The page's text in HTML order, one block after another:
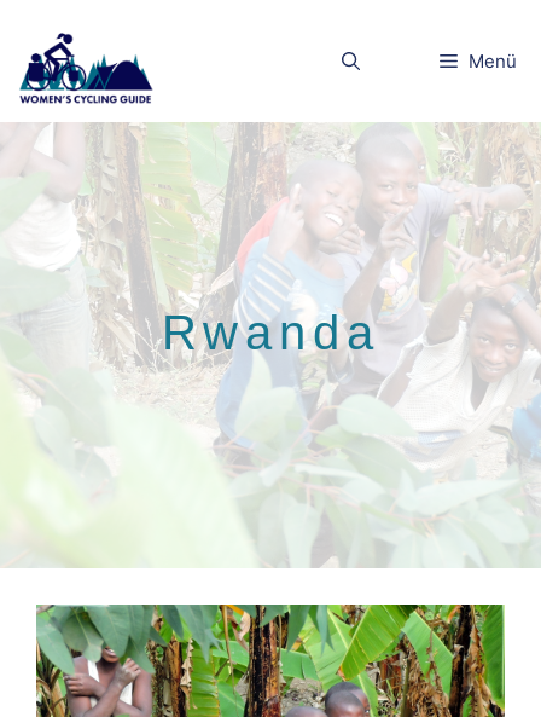
Inhalt
springen
Menü
Rwanda